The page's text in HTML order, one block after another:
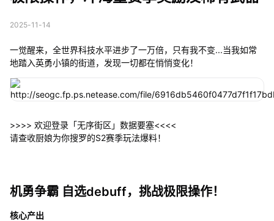
2025-11-14
一觉醒来，全世界科技水平进步了一万倍，只有我不变...当我如常
地踏入英勇小镇的街道，发现一切都在悄悄变化！
>>>> 欢迎登录「无序街区」数据要塞<<<<
请查收厨娘为你搜罗的S2赛季玩法爆料！
机勇争霸 自选debuff，挑战极限操作！
核心产出